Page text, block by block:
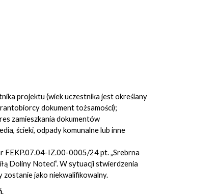
projektu (wiek uczestnika jest określany
dokument tożsamości);
zamieszkania dokumentów
ścieki, odpady komunalne lub inne
FEKP.07.04-IZ.00-0005/24 pt. „Srebrna
Doliny Noteci”. W sytuacji stwierdzenia
zostanie jako niekwalifikowalny.
.